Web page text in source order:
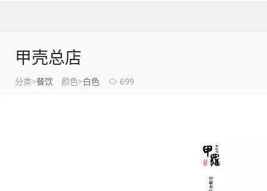
甲壳总店
分类>餐饮 颜色>白色 699